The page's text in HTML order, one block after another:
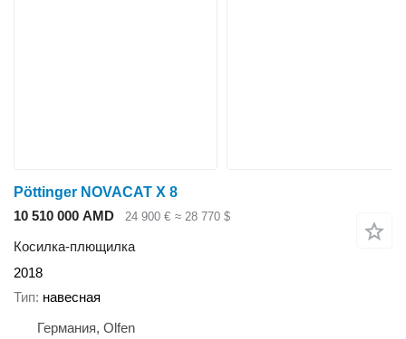
Pöttinger NOVACAT X 8
10 510 000 AMD
24 900 € ≈ 28 770 $
Косилка-плющилка
2018
Тип навесная
Германия, Olfen